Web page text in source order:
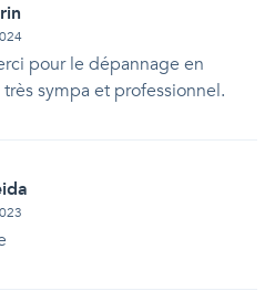
pour le dépannage en
sympa et professionnel.